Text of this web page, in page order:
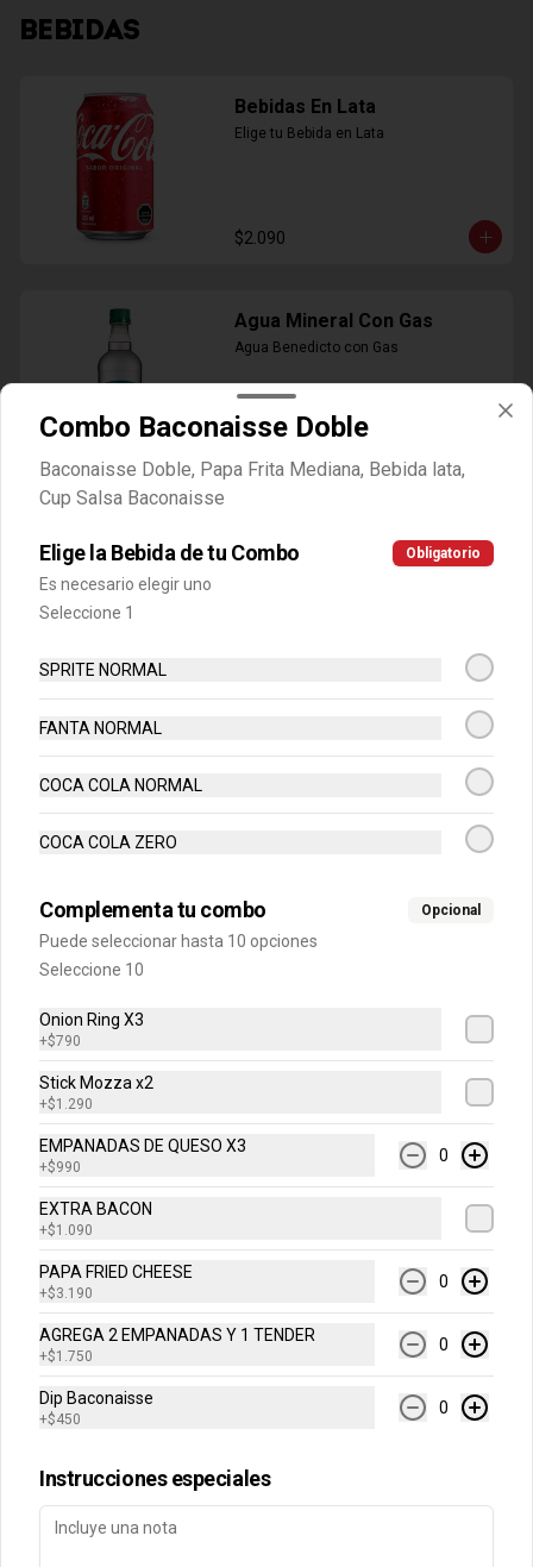
BEBIDAS
Bebidas En Lata
Elige tu Bebida en Lata
$2.090
Agua Mineral Con Gas
Agua Benedicto con Gas
Agua Mineral Sin Gas
Agua Benedicto sin Gas..
Conócenos
Internacional
Cuentanos como te fue
DEGASA
Trabaja con nosotros
Escríbenos por WhatsApp: +56950183243
Locales
Términos y condiciones
Política de privacidad
Redes sociales
Instagram
Mi cuenta
Combo Baconaisse Doble
Baconaisse Doble, Papa Frita Mediana, Bebida lata,
Cup Salsa Baconaisse
Elige la Bebida de tu Combo Obligatorio
Es necesario elegir uno
Seleccione 1
SPRITE NORMAL
FANTA NORMAL
COCA COLA NORMAL
COCA COLA ZERO
Complementa tu combo Opcional
Puede seleccionar hasta 10 opciones
Seleccione 10
Onion Ring X3
+$790
Stick Mozza x2
+$1.290
EMPANADAS DE QUESO X3
+$990
0
EXTRA BACON
+$1.090
PAPA FRIED CHEESE
+$3.190
0
AGREGA 2 EMPANADAS Y 1 TENDER
+$1.750
0
Dip Baconaisse
+$450
0
Instrucciones especiales